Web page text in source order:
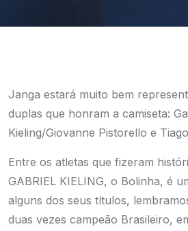
Janga estará muito bem
duplas que honram a camiseta:
Kieling/Giovanne Pistorello e
Entre os atletas que fizeram
GABRIEL KIELING, o Bolinha, é
alguns dos seus títulos,
duas vezes campeão Brasileiro,